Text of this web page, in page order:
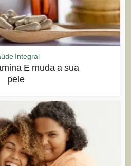
Integral
E muda a sua
pele